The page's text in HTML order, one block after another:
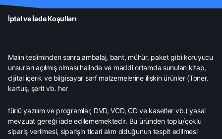
İptal ve İade Koşulları
Malın tesliminden sonra ambalaj, bant, mühür, paket gibi koruyucu
unsurları açılmış olması halinde ve maddi ortamda sunulan kitap,
dijital içerik ve bilgisayar sarf malzemelerine ilişkin ürünler (Toner,
kartuş, şerit vb. her
türlü yazılım ve programlar, DVD, VCD, CD ve kasetler vb.) yasal
mevzuat gereği iade edilememektedir. Bu üründen toplu/çoklu
sipariş verilmesi, siparişin ticari alım olduğunun tespit edilmesi